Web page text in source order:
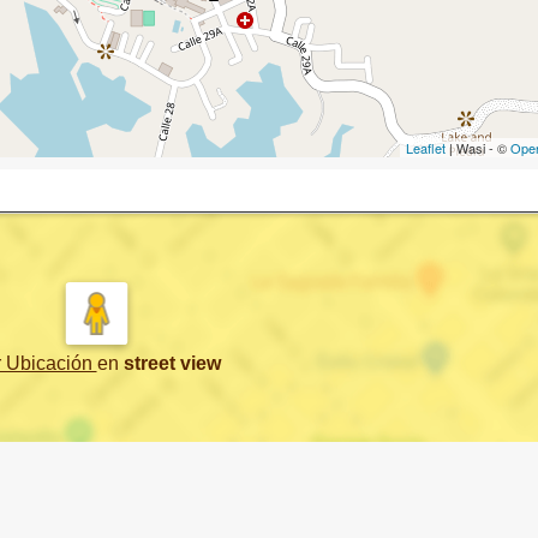
Leaflet| Wasi - ©
Ubicación en street view